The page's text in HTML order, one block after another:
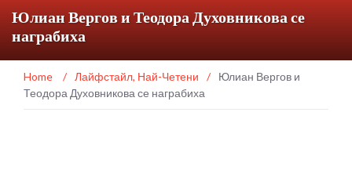
Юлиан Вергов и Теодора Духовникова се
награбиха
Home / Лайфстайл, Най-Четени /
Юлиан Вергов и
Теодора Духовникова се награбиха